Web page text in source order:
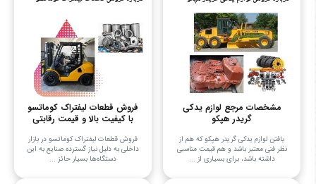
مشخصات مرجع لوازم یدکی
گریدر هپکو
یافتن لوازم یدکی گریدر هپکو که هم از
نظر فنی معتبر باشد و هم قیمت مناسبی
داشته باشد، برای بسیاری از ...
فروش قطعات لیفتراک کوماتسو
با کیفیت بالا و قیمت رقابتی
فروش قطعات لیفتراک کوماتسو در بازار
داخلی به دلیل نیاز گسترده صنایع به این
دستگاه‌ها بسیار حائز ...